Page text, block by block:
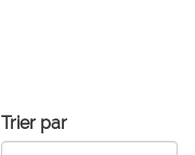
Trier par